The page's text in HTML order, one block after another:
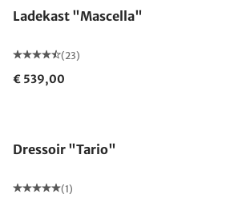
Ladekast "Mascella"
(23)
€ 539,00
Dressoir "Tario"
(1)